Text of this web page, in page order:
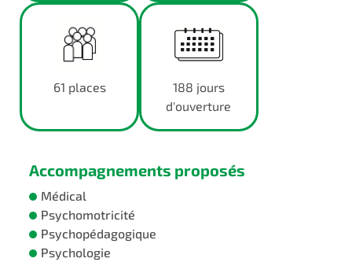
61 places
188 jours
d'ouverture
Accompagnements proposés
Médical
Psychomotricité
Psychopédagogique
Psychologie